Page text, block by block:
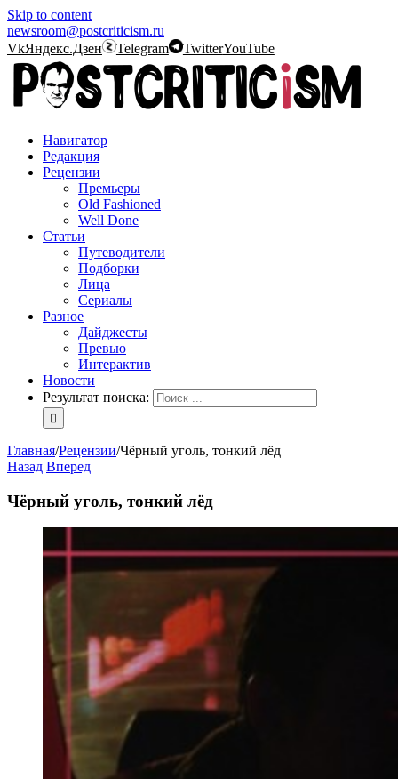
Skip to content
newsroom@postcriticism.ru
VkЯндекс.Дзен Telegram TwitterYouTube
Навигатор
Редакция
Рецензии
Премьеры
Old Fashioned
Well Done
Статьи
Путеводители
Подборки
Лица
Сериалы
Разное
Дайджесты
Превью
Интерактив
Новости
Результат поиска:
Главная/Рецензии/Чёрный уголь, тонкий лёд
Назад Вперед
Чёрный уголь, тонкий лёд